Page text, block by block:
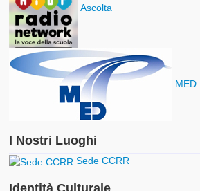
Ascolta
MED
I Nostri Luoghi
Sede CCRR
Identità Culturale